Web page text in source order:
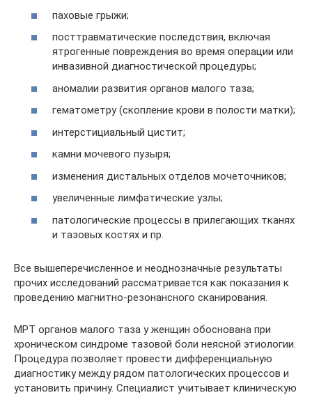
паховые грыжи;
посттравматические последствия, включая
ятрогенные повреждения во время операции или
инвазивной диагностической процедуры;
аномалии развития органов малого таза;
гематометру (скопление крови в полости матки);
интерстициальный цистит;
камни мочевого пузыря;
изменения дистальных отделов мочеточников;
увеличенные лимфатические узлы;
патологические процессы в прилегающих тканях
и тазовых костях и пр.
Все вышеперечисленное и неоднозначные результаты
прочих исследований рассматривается как показания к
проведению магнитно-резонансного сканирования.
МРТ органов малого таза у женщин обоснована при
хроническом синдроме тазовой боли неясной этиологии.
Процедура позволяет провести дифференциальную
диагностику между рядом патологических процессов и
установить причину. Специалист учитывает клиническую